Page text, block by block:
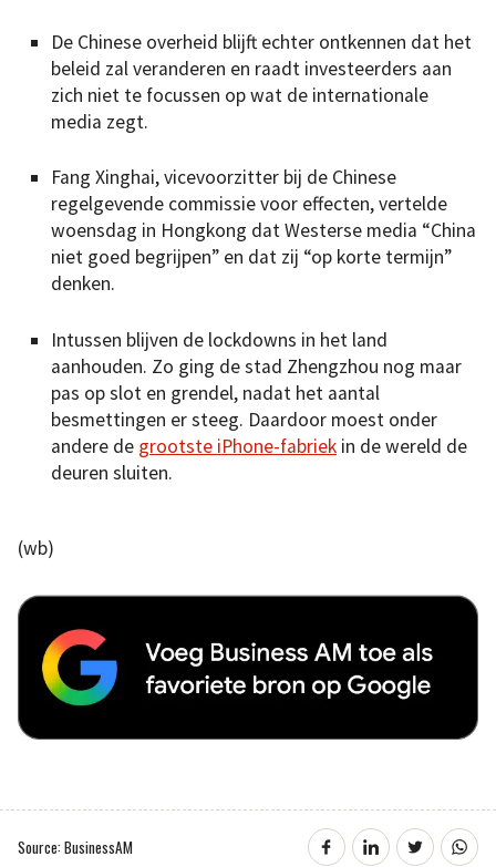
De Chinese overheid blijft echter ontkennen dat het
beleid zal veranderen en raadt investeerders aan
zich niet te focussen op wat de internationale
media zegt.
Fang Xinghai, vicevoorzitter bij de Chinese
regelgevende commissie voor effecten, vertelde
woensdag in Hongkong dat Westerse media “China
niet goed begrijpen” en dat zij “op korte termijn”
denken.
Intussen blijven de lockdowns in het land
aanhouden. Zo ging de stad Zhengzhou nog maar
pas op slot en grendel, nadat het aantal
besmettingen er steeg. Daardoor moest onder
andere de grootste iPhone-fabriek in de wereld de
deuren sluiten.
(wb)
Source: BusinessAM